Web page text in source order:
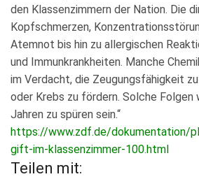
den Klassenzimmern der Nation. Die
Kopfschmerzen,
Atemnot bis hin zu allergischen
und Immunkrankheiten. Manche
im Verdacht, die Zeugungsfähigkeit
oder Krebs zu fördern. Solche Folgen
Jahren zu spüren sein.“
https://www.zdf.de/dokumentation/
gift-im-klassenzimmer-100.html
Teilen mit: